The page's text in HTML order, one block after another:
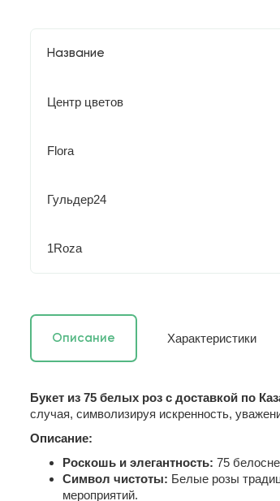
Название
Центр цветов
Flora
Гульдер24
1Roza
Описание Характеристики
Букет из 75 белых роз с доставкой по
случая, символизируя искренность,
Описание:
Роскошь и элегантность: 75
Символ чистоты: Белые розы
мероприятий.